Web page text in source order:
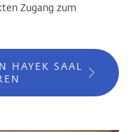
Zugang zum
HAYEK SAAL